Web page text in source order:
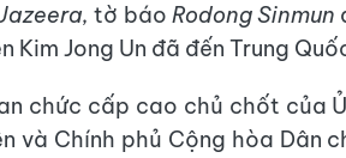
tờ báo Rodong Sinmun
Kim Jong Un đã đến Trung
chức cấp cao chủ chốt của
và Chính phủ Cộng hòa Dân